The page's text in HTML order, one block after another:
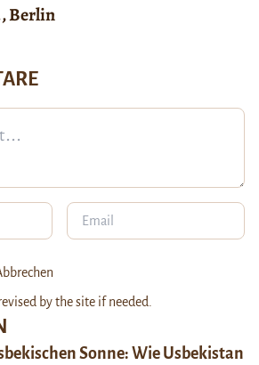
Berlin
Sonne: Wie Usbekistan
by the site if needed.